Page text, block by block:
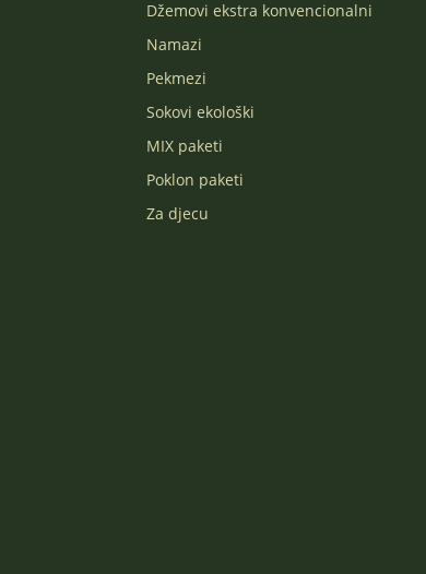
Džemovi ekstra konvencionalni
Namazi
Pekmezi
Sokovi ekološki
MIX paketi
Poklon paketi
Za djecu